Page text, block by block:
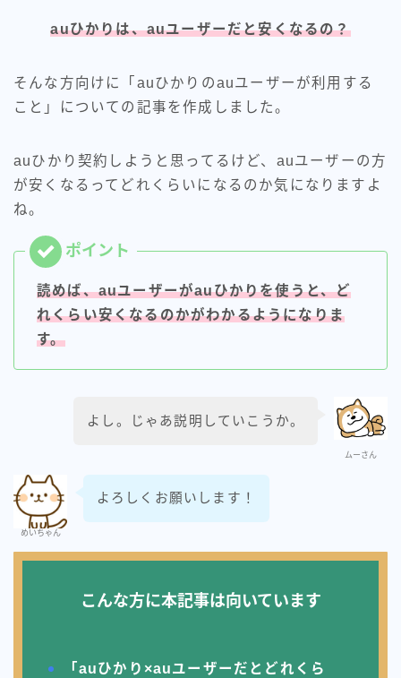
カテゴリー
ahamo光
auひかり（全国）
NURO光
WIMAX
コミュファ光（中部の方）
auひかりは、auユーザーだと安くなるの？
そんな方向けに「auひかりのauユーザーが利用する
こと」についての記事を作成しました。
auひかり契約しようと思ってるけど、auユーザーの方
が安くなるってどれくらいになるのか気になりますよ
ね。
読めば、auユーザーがauひかりを使うと、ど
れくらい安くなるのかがわかるようになりま
す。
ムーさん
よし。じゃあ説明していこうか。
めいちゃん
よろしくお願いします！
こんな方に本記事は向いています
「auひかり×auユーザーだとどれくら